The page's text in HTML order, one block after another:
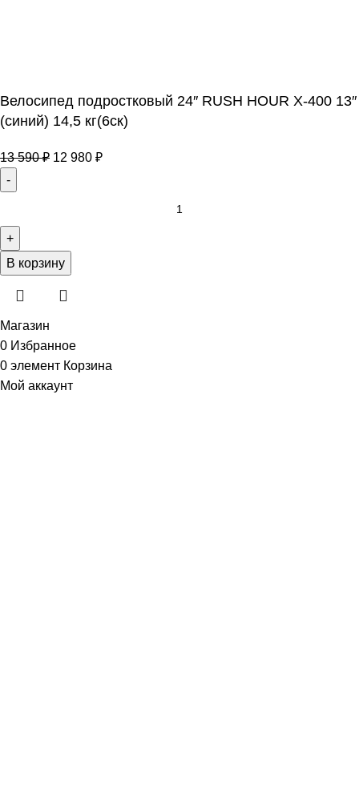
Велосипед подростковый 24″ RUSH HOUR X-400 13″
(синий) 14,5 кг(6ск)
13 590₽ 12 980 ₽
В корзину
Магазин
0 Избранное
0 элемент Корзина
Мой аккаунт